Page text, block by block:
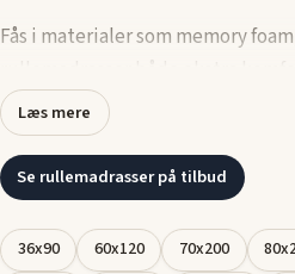
Fås i materialer som memory
ønsker at beskytte din madras
blødere og mere behagelig
perfekte rullemadras, der opfylder
Find din ideelle rullemadras :
Gennemse vores udvalg af
Læs mere
Se rullemadrasser på tilbud
36x90 60x120 70x200